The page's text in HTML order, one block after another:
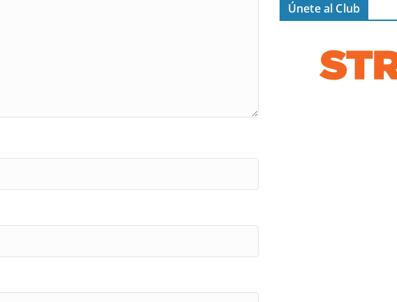
Únete al Club